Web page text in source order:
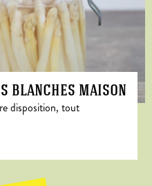
blanches maison
disposition, tout